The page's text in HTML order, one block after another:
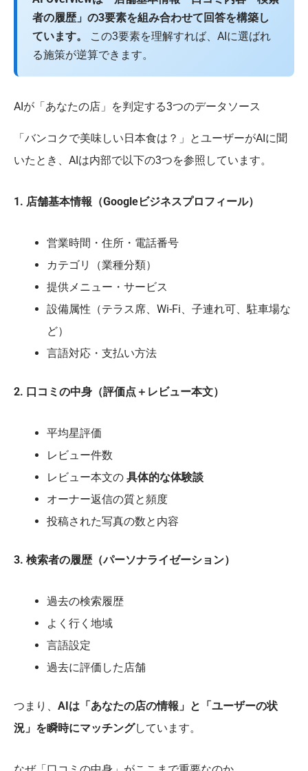
者の履歴」の3要素を組み合わせて回答を構築し
ています。
この3要素を理解すれば、AIに選ばれ
る施策が逆算できます。
AIが「あなたの店」を判定する3つのデータソース
「バンコクで美味しい日本食は？」とユーザーがAIに聞
いたとき、AIは内部で以下の3つを参照しています。
1. 店舗基本情報（Googleビジネスプロフィール）
営業時間・住所・電話番号
カテゴリ（業種分類）
提供メニュー・サービス
設備属性（テラス席、Wi-Fi、子連れ可、駐車場な
ど）
言語対応・支払い方法
2. 口コミの中身（評価点＋レビュー本文）
平均星評価
レビュー件数
レビュー本文の 具体的な体験談
オーナー返信の質と頻度
投稿された写真の数と内容
3. 検索者の履歴（パーソナライゼーション）
過去の検索履歴
よく行く地域
言語設定
過去に評価した店舗
つまり、 AIは「あなたの店の情報」と「ユーザーの状
況」を瞬時にマッチングしています。